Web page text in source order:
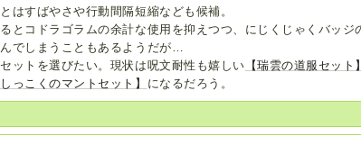
はすばやさや行動間隔短縮なども候補。
とコドラゴラムの余計な使用を抑えつつ、にじくじゃくバッジ
でしまうこともあるようだが…
ットを選びたい。現状は呪文耐性も嬉しい 【瑞雲の道服セット】
しっこくのマントセット】 になるだろう。